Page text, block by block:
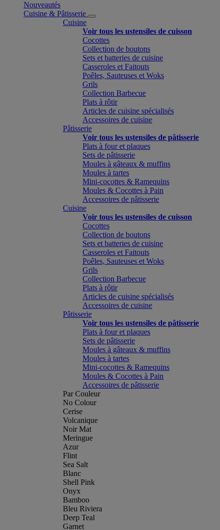
Nouveautés
Cuisine & Pâtisserie
Cuisine
Voir tous les ustensiles de cuisson
Cocottes
Collection de boutons
Sets et batteries de cuisine
Casseroles et Faitouts
Poêles, Sauteuses et Woks
Grils
Collection Barbecue
Plats à rôtir
Articles de cuisine spécialisés
Accessoires de cuisine
Pâtisserie
Voir tous les ustensiles de pâtisserie
Plats à four et plaques
Sets de pâtisserie
Moules à gâteaux & muffins
Moules à tartes
Mini-cocottes & Ramequins
Moules & Cocottes à Pain
Accessoires de pâtisserie
Cuisine
Voir tous les ustensiles de cuisson
Cocottes
Collection de boutons
Sets et batteries de cuisine
Casseroles et Faitouts
Poêles, Sauteuses et Woks
Grils
Collection Barbecue
Plats à rôtir
Articles de cuisine spécialisés
Accessoires de cuisine
Pâtisserie
Voir tous les ustensiles de pâtisserie
Plats à four et plaques
Sets de pâtisserie
Moules à gâteaux & muffins
Moules à tartes
Mini-cocottes & Ramequins
Moules & Cocottes à Pain
Accessoires de pâtisserie
Par Couleur
No Colour
Cerise
Volcanique
Noir Mat
Meringue
Azur
Flint
Sea Salt
Blanc
Shell Pink
Onyx
Bamboo
Bleu Riviera
Deep Teal
Garnet